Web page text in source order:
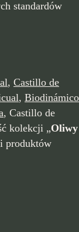
standardów
, Castillo de
, Biodinámico
, Castillo de
kolekcji „Oliwy
produktów